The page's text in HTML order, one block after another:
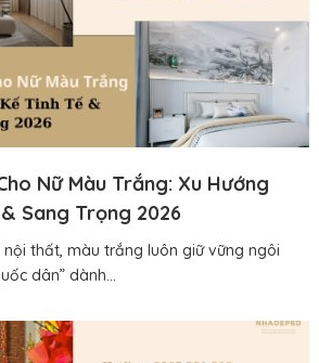
Nữ Màu Trắng: Xu Hướng
Sang Trọng 2026
thất, màu trắng luôn giữ vững ngôi
dân” dành...